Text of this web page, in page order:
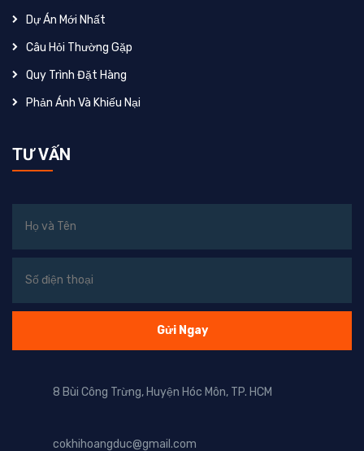
Dự Án Mới Nhất
Câu Hỏi Thường Gặp
Quy Trình Đặt Hàng
Phản Ánh Và Khiếu Nại
TƯ VẤN
8 Bùi Công Trừng, Huyện Hóc Môn, TP. HCM
cokhihoangduc@gmail.com